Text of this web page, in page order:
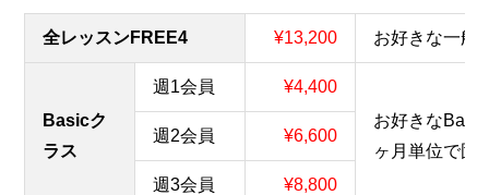
全レッスンFREE4 ¥13,200 お好きな一般
Basicク
ラス
週1会員
¥4,400
お好きな
ヶ月単位で固
週2会員 ¥6,600
週3会員 ¥8,800